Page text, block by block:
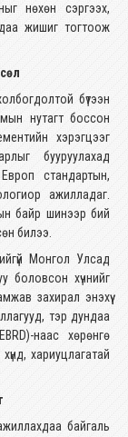
нөхөн сэргээх,
жишиг тогтоож
бүтээн
нутагт боссон
хэрэгцээг
бууруулахад
Европ стандартын,
ажилладаг.
байр шинээр бий
билээ.
Монгол Улсад
боловсон хүчнийг
захирал энэхүү
тэр дундаа
наас хөрөнгө
хариуцлагатай
байгаль